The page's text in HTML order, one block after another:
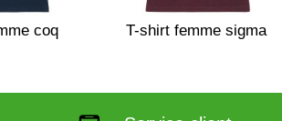
coq T-shirt femme sigma